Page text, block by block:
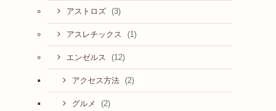
アストロズ (3)
アスレチックス (1)
エンゼルス (12)
アクセス方法 (2)
グルメ (2)